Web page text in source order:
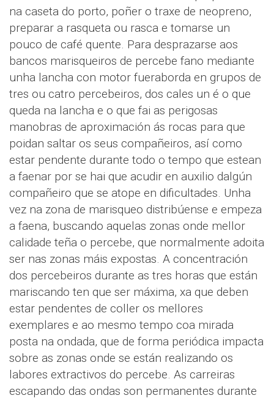
na caseta do porto, poñer o traxe de neopreno,
preparar a rasqueta ou rasca e tomarse un
pouco de café quente. Para desprazarse aos
bancos marisqueiros de percebe fano mediante
unha lancha con motor fueraborda en grupos de
tres ou catro percebeiros, dos cales un é o que
queda na lancha e o que fai as perigosas
manobras de aproximación ás rocas para que
poidan saltar os seus compañeiros, así como
estar pendente durante todo o tempo que estean
a faenar por se hai que acudir en auxilio dalgún
compañeiro que se atope en dificultades. Unha
vez na zona de marisqueo distribúense e empeza
a faena, buscando aquelas zonas onde mellor
calidade teña o percebe, que normalmente adoita
ser nas zonas máis expostas. A concentración
dos percebeiros durante as tres horas que están
mariscando ten que ser máxima, xa que deben
estar pendentes de coller os mellores
exemplares e ao mesmo tempo coa mirada
posta na ondada, que de forma periódica impacta
sobre as zonas onde se están realizando os
labores extractivos do percebe. As carreiras
escapando das ondas son permanentes durante